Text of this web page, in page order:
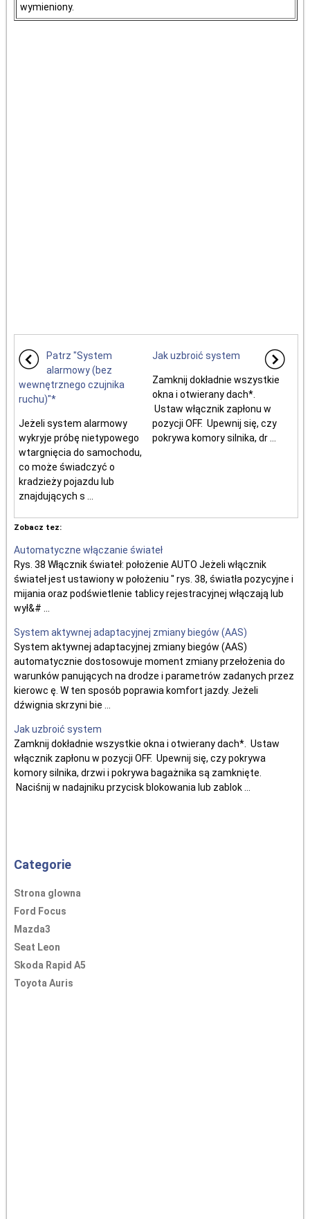
wymieniony.
Patrz "System
alarmowy (bez
wewnętrznego czujnika
ruchu)"*
Jeżeli system alarmowy
wykryje próbę nietypowego
wtargnięcia do samochodu,
co może świadczyć o
kradzieży pojazdu lub
znajdujących s ...
Jak uzbroić system
Zamknij dokładnie wszystkie
okna i otwierany dach*.
Ustaw włącznik zapłonu w
pozycji OFF. Upewnij się, czy
pokrywa komory silnika, dr ...
Zobacz tez:
Automatyczne włączanie świateł
Rys. 38 Włącznik świateł: położenie AUTO Jeżeli włącznik
świateł jest ustawiony w położeniu " rys. 38, światła pozycyjne i
mijania oraz podświetlenie tablicy rejestracyjnej włączają lub
wył&# ...
System aktywnej adaptacyjnej zmiany biegów (AAS)
System aktywnej adaptacyjnej zmiany biegów (AAS)
automatycznie dostosowuje moment zmiany przełożenia do
warunków panujących na drodze i parametrów zadanych przez
kierowc ę. W ten sposób poprawia komfort jazdy. Jeżeli
dźwignia skrzyni bie ...
Jak uzbroić system
Zamknij dokładnie wszystkie okna i otwierany dach*. Ustaw
włącznik zapłonu w pozycji OFF. Upewnij się, czy pokrywa
komory silnika, drzwi i pokrywa bagażnika są zamknięte.
Naciśnij w nadajniku przycisk blokowania lub zablok ...
Categorie
Strona glowna
Ford Focus
Mazda3
Seat Leon
Skoda Rapid A5
Toyota Auris